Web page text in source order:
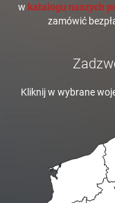
w katalogu naszych
zamówić
Kliknij w wybrane